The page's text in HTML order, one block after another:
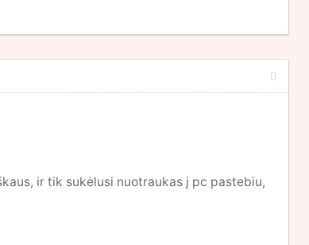
ir tik sukėlusi nuotraukas į pc pastebiu,